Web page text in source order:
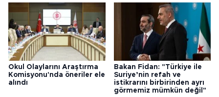
Okul Olaylarını Araştırma
Komisyonu'nda öneriler ele
alındı
Bakan Fidan: "Türkiye ile
Suriye’nin refah ve
istikrarını birbirinden ayrı
görmemiz mümkün değil"